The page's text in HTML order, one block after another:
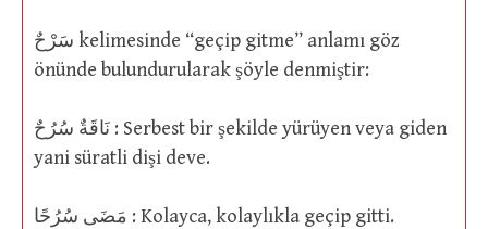
سَرْحٌ kelimesinde “geçip gitme” anlamı göz
önünde bulundurularak şöyle denmiştir:
نَاقَةٌ سُرُحٌ : Serbest bir şekilde yürüyen veya giden
yani süratli dişi deve.
مَضَى سُرُحًا : Kolayca, kolaylıkla geçip gitti.